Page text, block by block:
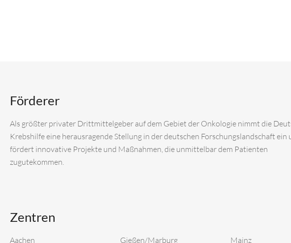
Förderer
Als größter privater Drittmittelgeber auf dem Gebiet der Onkologie nimmt die
Krebshilfe eine herausragende Stellung in der deutschen Forschungslandschaft ein
fördert innovative Projekte und Maßnahmen, die unmittelbar dem Patienten
zugutekommen.
Zentren
Aachen Gießen/Marburg Mainz